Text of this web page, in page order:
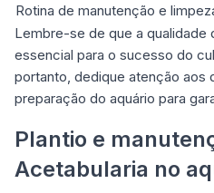
Rotina de manutenção e
Lembre-se de que a qualidade
essencial para o sucesso do
portanto, dedique atenção aos
preparação do aquário para
Plantio e
Acetabularia no